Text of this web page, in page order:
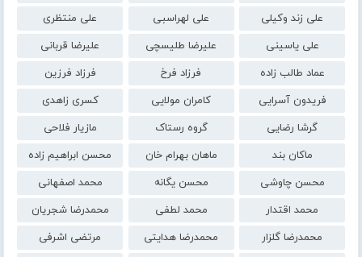
علی زند وکیلی
علی لهراسبی
علی منتظری
علی یاسینی
علیرضا طلیسچی
علیرضا قربانی
عماد طالب زاده
فرزاد فرخ
فرزاد فرزین
فریدون آسرایی
کامران مولایی
کسری زاهدی
گرشا رضایی
گروه رستاک
مازیار فلاحی
ماکان بند
ماهان بهرام خان
محسن ابراهیم زاده
محسن چاوشی
محسن یگانه
محمد اصفهانی
محمد اقتدار
محمد لطفی
محمدرضا شجریان
محمدرضا گلزار
محمدرضا هدایتی
مرتضی اشرفی